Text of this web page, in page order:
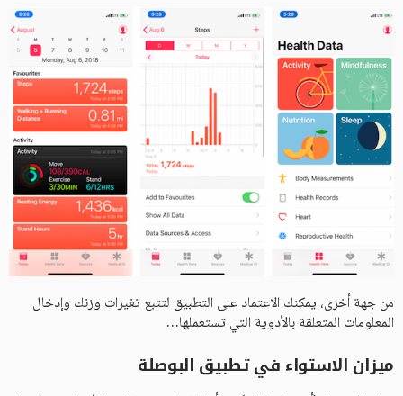
من جهة أخرى، يمكنك الاعتماد على التطبيق لتتبع تغيرات وزنك وإدخال
المعلومات المتعلقة بالأدوية التي تستعملها…
ميزان الاستواء في تطبيق البوصلة